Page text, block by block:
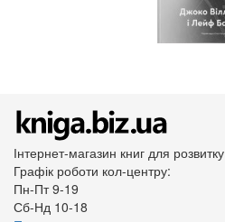
Інтернет-магазин книг для розвитку
Графік роботи кол-центру:
Пн-Пт 9-19
Сб-Нд 10-18